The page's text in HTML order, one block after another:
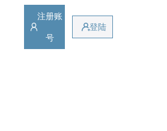
注册账
号
登陆